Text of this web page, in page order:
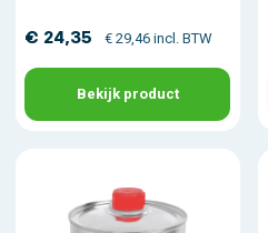
€ 24,35 € 29,46 incl. BTW
Bekijk product